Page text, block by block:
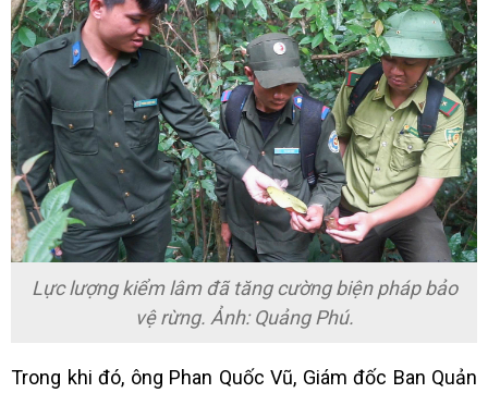
Lực lượng kiểm lâm đã tăng cường biện pháp bảo
vệ rừng. Ảnh: Quảng Phú.
Trong khi đó, ông Phan Quốc Vũ, Giám đốc Ban Quản